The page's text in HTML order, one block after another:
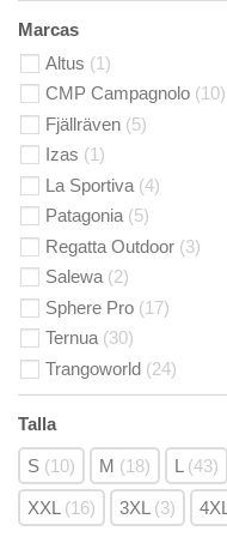
Marcas
Altus
1
CMP Campagnolo
10
Fjällräven 5
Izas
1
La Sportiva 4
Patagonia 5
Regatta Outdoor 3
Salewa 2
Sphere Pro
17
Ternua 30
Trangoworld 24
Talla
S 10 M 18 L 43
XXL 16 3XL 3 4XL